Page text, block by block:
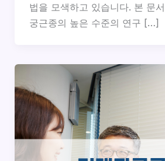
법을 모색하고 있습니다. 본 문
궁근종의 높은 수준의 연구 […]